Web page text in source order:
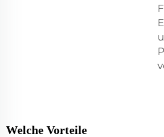
Welche Vorteile